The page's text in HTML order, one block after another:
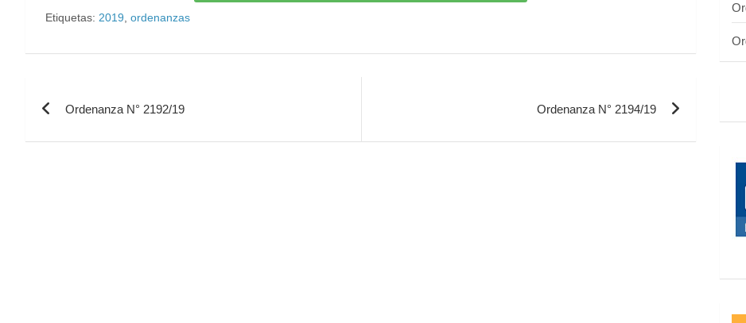
Etiquetas: 2019, ordenanzas
Ordenanza N° 2192/19 Ordenanza N° 2194/19